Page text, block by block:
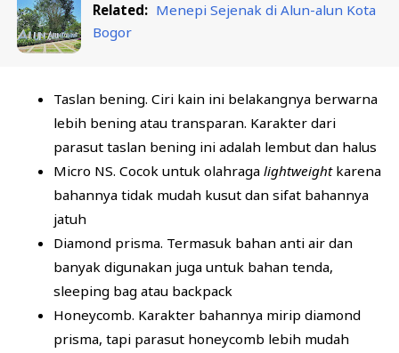
Related: Menepi Sejenak di Alun-alun Kota
Bogor
Taslan bening. Ciri kain ini belakangnya berwarna
lebih bening atau transparan. Karakter dari
parasut taslan bening ini adalah lembut dan halus
Micro NS. Cocok untuk olahraga lightweightkarena
bahannya tidak mudah kusut dan sifat bahannya
jatuh
Diamond prisma. Termasuk bahan anti air dan
banyak digunakan juga untuk bahan tenda,
sleeping bag atau backpack
Honeycomb. Karakter bahannya mirip diamond
prisma, tapi parasut honeycomb lebih mudah